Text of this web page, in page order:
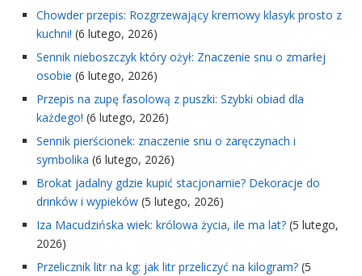
Chowder przepis: Rozgrzewający kremowy klasyk prosto z
kuchni! (6 lutego, 2026)
Sennik nieboszczyk który ożył: Znaczenie snu o zmarłej
osobie (6 lutego, 2026)
Przepis na zupę fasolową z puszki: Szybki obiad dla
każdego! (6 lutego, 2026)
Sennik pierścionek: znaczenie snu o zaręczynach i
symbolika (6 lutego, 2026)
Brokat jadalny gdzie kupić stacjonarnie? Dekoracje do
drinków i wypieków (5 lutego, 2026)
Iza Macudzińska wiek: królowa życia, ile ma lat? (5 lutego,
2026)
Przelicznik litr na kg: jak litr przeliczyć na kilogram? (5